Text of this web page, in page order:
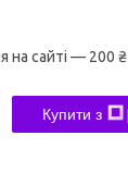
на сайті — 200 ₴
Купити з